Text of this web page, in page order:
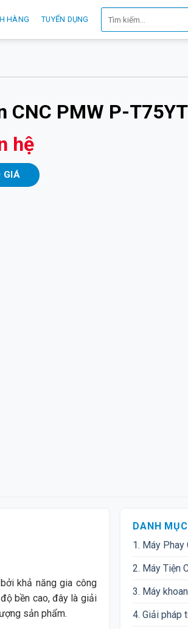
HÀNG TUYỂN DỤNG
kiếm:
CNC PMW P-
hệ
GIÁ
khả năng gia công
bền cao, đây là giải
sản phẩm.
DANH
1. Máy Phay
2. Máy Tiện
3. Máy
4. Giải pháp